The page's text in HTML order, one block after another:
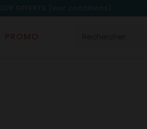
OFFERTS (voir conditions)
PROMO